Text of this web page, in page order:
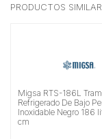
PRODUCTOS
Migsa RTS-186L
Refrigerado De Bajo
Inoxidable Negro 186
cm